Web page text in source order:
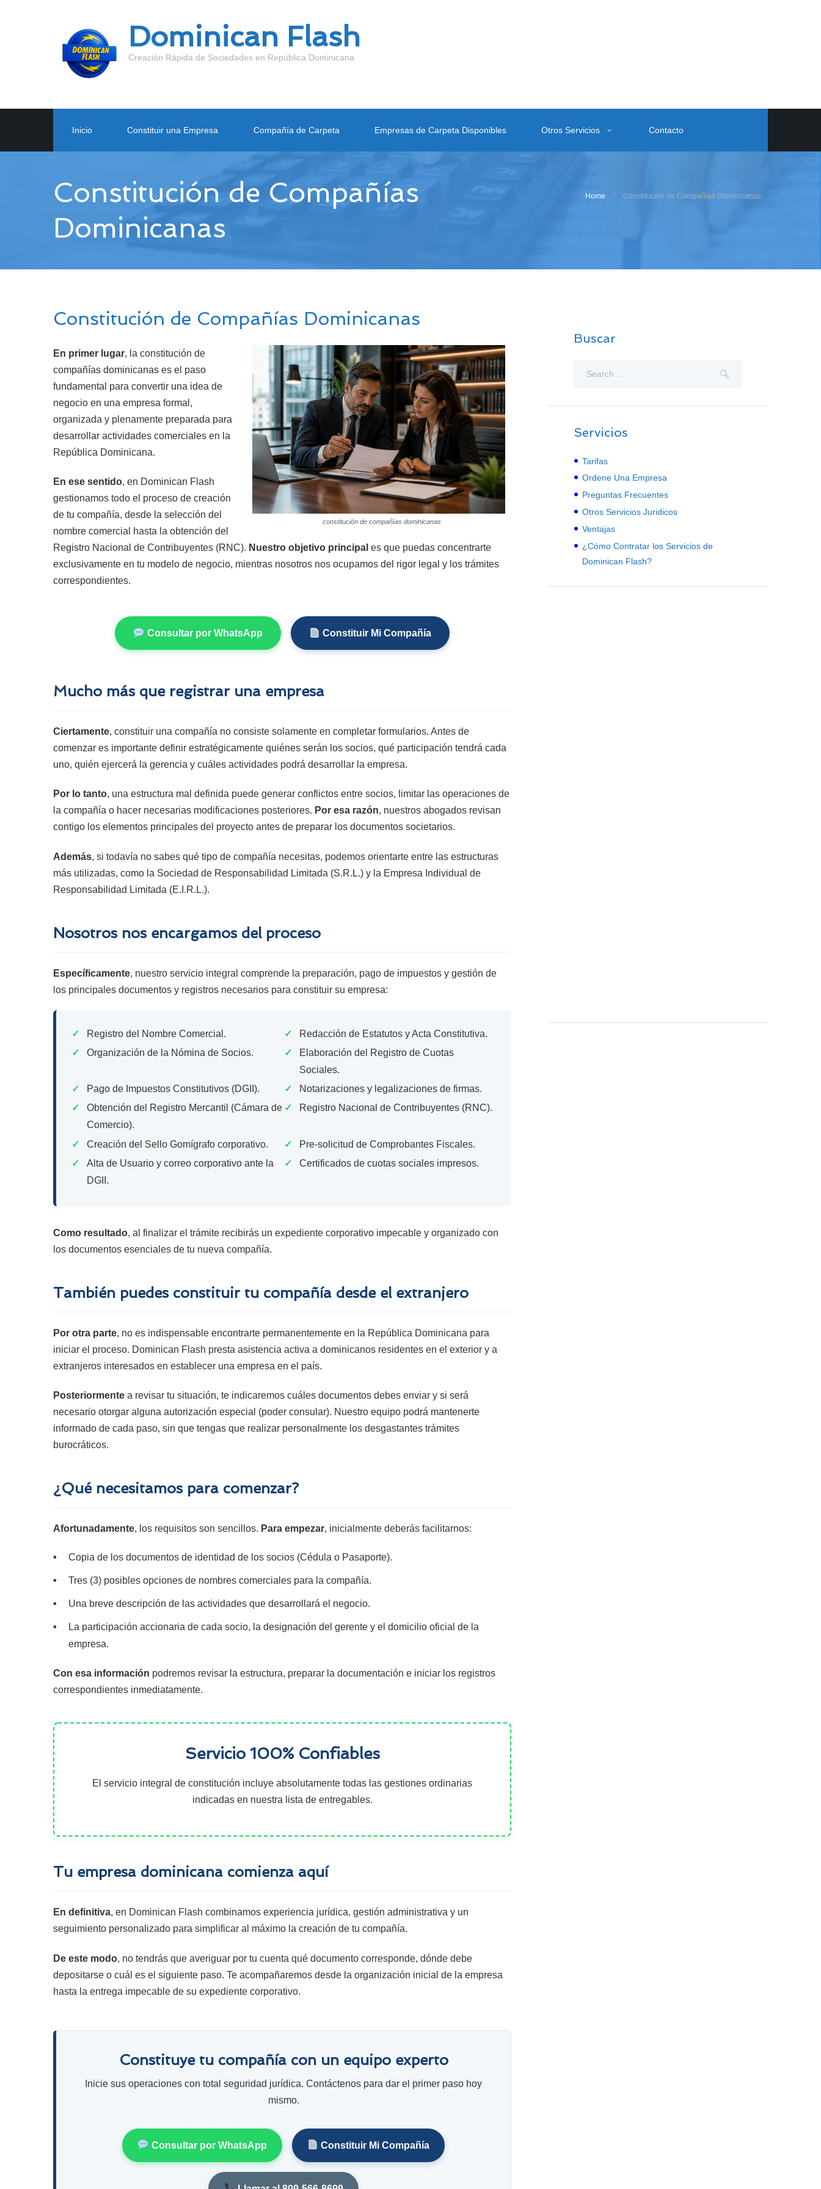
Dominican Flash
Creación Rápida de Sociedades en República Dominicana
Inicio Constituir una Empresa Compañía de Carpeta Empresas de Carpeta Disponibles Otros Servicios Contacto
Home Constitución de Compañías Dominicanas
Constitución de Compañías
Dominicanas
Constitución de Compañías Dominicanas
constitución de compañías dominicanas
En primer lugar, la constitución de
compañías dominicanas es el paso
fundamental para convertir una idea de
negocio en una empresa formal,
organizada y plenamente preparada para
desarrollar actividades comerciales en la
República Dominicana.
En ese sentido, en Dominican Flash
gestionamos todo el proceso de creación
de tu compañía, desde la selección del
nombre comercial hasta la obtención del
Registro Nacional de Contribuyentes (RNC). Nuestro objetivo principal es que puedas concentrarte
exclusivamente en tu modelo de negocio, mientras nosotros nos ocupamos del rigor legal y los trámites
correspondientes.
Consultar por WhatsApp Constituir Mi Compañía
Mucho más que registrar una empresa
Ciertamente, constituir una compañía no consiste solamente en completar formularios. Antes de
comenzar es importante definir estratégicamente quiénes serán los socios, qué participación tendrá cada
uno, quién ejercerá la gerencia y cuáles actividades podrá desarrollar la empresa.
Por lo tanto, una estructura mal definida puede generar conflictos entre socios, limitar las operaciones de
la compañía o hacer necesarias modificaciones posteriores. Por esa razón, nuestros abogados revisan
contigo los elementos principales del proyecto antes de preparar los documentos societarios.
Además, si todavía no sabes qué tipo de compañía necesitas, podemos orientarte entre las estructuras
más utilizadas, como la Sociedad de Responsabilidad Limitada (S.R.L.) y la Empresa Individual de
Responsabilidad Limitada (E.I.R.L.).
Nosotros nos encargamos del proceso
Específicamente, nuestro servicio integral comprende la preparación, pago de impuestos y gestión de
los principales documentos y registros necesarios para constituir su empresa:
✓ Registro del Nombre Comercial. ✓
Redacción de Estatutos y Acta Constitutiva.
✓
Organización de la Nómina de Socios. ✓
Elaboración del Registro de Cuotas
Sociales.
✓
Pago de Impuestos Constitutivos (DGII). ✓
Notarizaciones y legalizaciones de firmas.
✓
Obtención del Registro Mercantil (Cámara de
Comercio).
✓ Registro Nacional de Contribuyentes (RNC).
✓ Creación del Sello Gomígrafo corporativo. ✓
Pre-solicitud de Comprobantes Fiscales.
✓
Alta de Usuario y correo corporativo ante la
DGII.
✓ Certificados de cuotas sociales impresos.
Como resultado, al finalizar el trámite recibirás un expediente corporativo impecable y organizado con
los documentos esenciales de tu nueva compañía.
También puedes constituir tu compañía desde el extranjero
Por otra parte, no es indispensable encontrarte permanentemente en la República Dominicana para
iniciar el proceso. Dominican Flash presta asistencia activa a dominicanos residentes en el exterior y a
extranjeros interesados en establecer una empresa en el país.
Posteriormente a revisar tu situación, te indicaremos cuáles documentos debes enviar y si será
necesario otorgar alguna autorización especial (poder consular). Nuestro equipo podrá mantenerte
informado de cada paso, sin que tengas que realizar personalmente los desgastantes trámites
burocráticos.
¿Qué necesitamos para comenzar?
Afortunadamente, los requisitos son sencillos. Para empezar, inicialmente deberás facilitarnos:
• Copia de los documentos de identidad de los socios (Cédula o Pasaporte).
• Tres (3) posibles opciones de nombres comerciales para la compañía.
• Una breve descripción de las actividades que desarrollará el negocio.
•
La participación accionaria de cada socio, la designación del gerente y el domicilio oficial de la
empresa.
Con esa información podremos revisar la estructura, preparar la documentación e iniciar los registros
correspondientes inmediatamente.
Servicio 100% Confiables
El servicio integral de constitución incluye absolutamente todas las gestiones ordinarias
indicadas en nuestra lista de entregables.
Tu empresa dominicana comienza aquí
En definitiva, en Dominican Flash combinamos experiencia jurídica, gestión administrativa y un
seguimiento personalizado para simplificar al máximo la creación de tu compañía.
De este modo, no tendrás que averiguar por tu cuenta qué documento corresponde, dónde debe
depositarse o cuál es el siguiente paso. Te acompañaremos desde la organización inicial de la empresa
hasta la entrega impecable de su expediente corporativo.
Constituye tu compañía con un equipo experto
Inicie sus operaciones con total seguridad jurídica. Contáctenos para dar el primer paso hoy
mismo.
Consultar por WhatsApp Constituir Mi Compañía
Buscar
Servicios
Tarifas
Ordene Una Empresa
Preguntas Frecuentes
Otros Servicios Juridicos
Ventajas
¿Cómo Contratar los Servicios de
Dominican Flash?